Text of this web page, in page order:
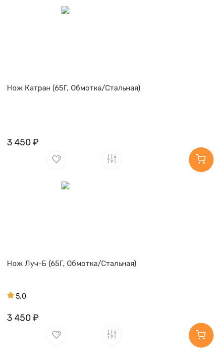
Нож Катран (65Г, Обмотка/Стальная)
3 450 ₽
Нож Луч-Б (65Г, Обмотка/Стальная)
5.0
3 450 ₽